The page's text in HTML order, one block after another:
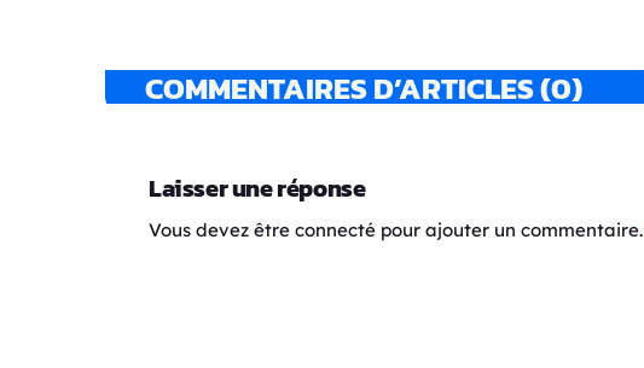
COMMENTAIRES D’ARTICLES (0)
Laisser une réponse
Vous devez être connecté pour ajouter un commentaire.